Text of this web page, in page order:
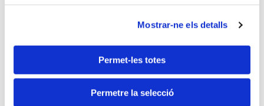
Mostrar-ne els detalls
Permet-les totes
Permetre la selecció
Amortització del Fons de Comerç i dels actius
produïts i significatius a partir de 2016).